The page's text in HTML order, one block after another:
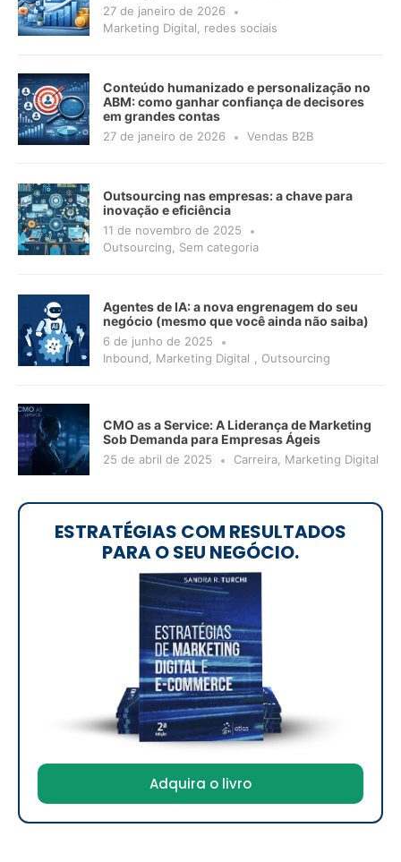
27 de janeiro de 2026
Marketing Digital, redes sociais
Conteúdo humanizado e personalização no
ABM: como ganhar confiança de decisores
em grandes contas
27 de janeiro de 2026 Vendas B2B
Outsourcing nas empresas: a chave para
inovação e eficiência
11 de novembro de 2025
Outsourcing, Sem categoria
Agentes de IA: a nova engrenagem do seu
negócio (mesmo que você ainda não saiba)
6 de junho de 2025
Inbound, Marketing Digital , Outsourcing
CMO as a Service: A Liderança de Marketing
Sob Demanda para Empresas Ágeis
25 de abril de 2025 Carreira, Marketing Digital
ESTRATÉGIAS COM RESULTADOS
PARA O SEU NEGÓCIO.
Adquira o livro